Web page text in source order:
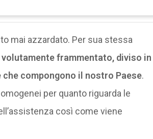
mai azzardato. Per sua stessa
frammentato, diviso in
compongono il nostro Paese.
per quanto riguarda le
così come viene